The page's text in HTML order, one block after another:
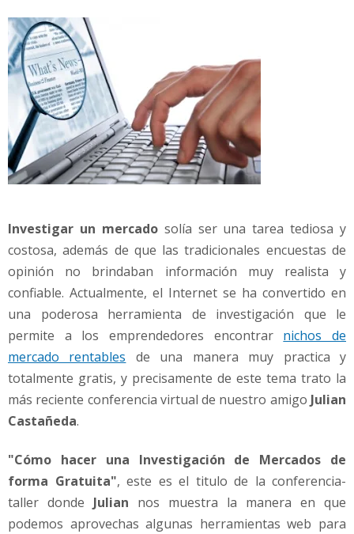
G
r
a
t
i
s
Investigar un mercadosolía ser una tarea tediosa y
costosa, además de que las tradicionales encuestas de
opinión no brindaban información muy realista y
confiable. Actualmente, el Internet se ha convertido en
una poderosa herramienta de investigación que le
permite a los emprendedores encontrar nichos de
mercado rentables de una manera muy practica y
totalmente gratis, y precisamente de este tema trato la
más reciente conferencia virtual de nuestro amigo Julian
Castañeda.
"Cómo hacer una Investigación de Mercados de
forma Gratuita", este es el titulo de la conferencia-
taller donde Julian nos muestra la manera en que
podemos aprovechas algunas herramientas web para